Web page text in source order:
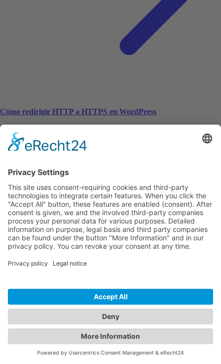
Cómo redirigir HTTP a HTTPS en WordPress
Artículos relacionados